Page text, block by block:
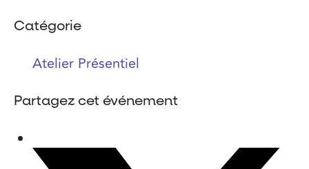
Catégorie
Atelier Présentiel
Partagez cet événement